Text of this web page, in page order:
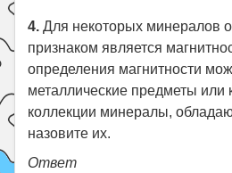
4. Для некоторых минералов
признаком является
определения магнитности
металлические предметы или
коллекции минералы,
назовите их.
Ответ